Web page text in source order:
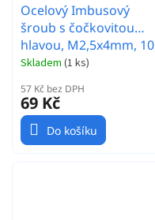
Ocelový Imbusový
šroub s čočkovitou
hlavou, M2,5x4mm, 10
ks.
Skladem (1 ks)
57 Kč bez DPH
69 Kč
Do košíku